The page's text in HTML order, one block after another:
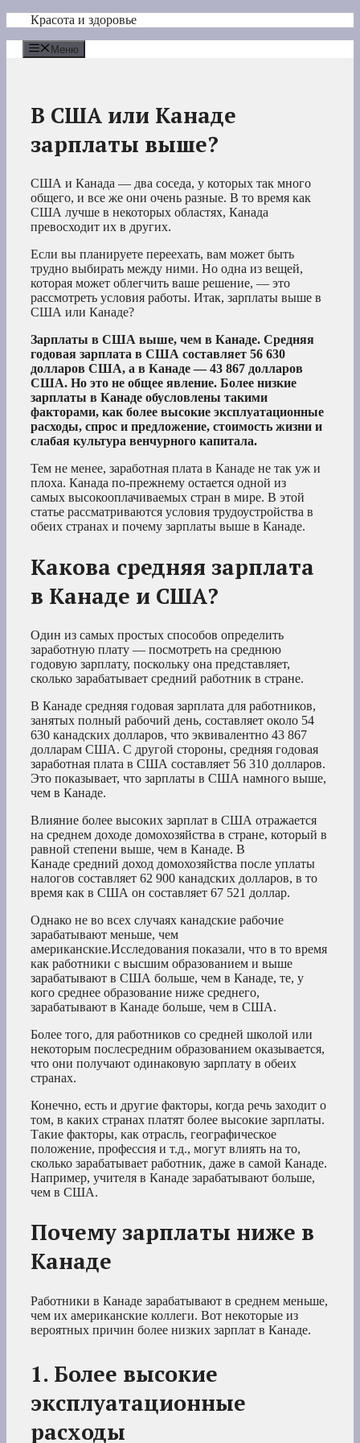
Перейти
содержимому
Красота и здоровье
Меню
В США или Канаде
зарплаты выше?
США и Канада — два соседа, у которых так много
общего, и все же они очень разные. В то время как
США лучше в некоторых областях, Канада
превосходит их в других.
Если вы планируете переехать, вам может быть
трудно выбирать между ними. Но одна из вещей,
которая может облегчить ваше решение, — это
рассмотреть условия работы. Итак, зарплаты выше в
США или Канаде?
Зарплаты в США выше, чем в Канаде. Средняя
годовая зарплата в США составляет 56 630
долларов США, а в Канаде — 43 867 долларов
США. Но это не общее явление. Более низкие
зарплаты в Канаде обусловлены такими
факторами, как более высокие эксплуатационные
расходы, спрос и предложение, стоимость жизни и
слабая культура венчурного капитала.
Тем не менее, заработная плата в Канаде не так уж и
плоха. Канада по-прежнему остается одной из
самых высокооплачиваемых стран в мире. В этой
статье рассматриваются условия трудоустройства в
обеих странах и почему зарплаты выше в Канаде.
Какова средняя зарплата
в Канаде и США?
Один из самых простых способов определить
заработную плату — посмотреть на среднюю
годовую зарплату, поскольку она представляет,
сколько зарабатывает средний работник в стране.
В Канаде средняя годовая зарплата для работников,
занятых полный рабочий день, составляет около 54
630 канадских долларов, что эквивалентно 43 867
долларам США. С другой стороны, средняя годовая
заработная плата в США составляет 56 310 долларов.
Это показывает, что зарплаты в США намного выше,
чем в Канаде.
Влияние более высоких зарплат в США отражается
на среднем доходе домохозяйства в стране, который в
равной степени выше, чем в Канаде. В
Канаде средний доход домохозяйства после уплаты
налогов составляет 62 900 канадских долларов, в то
время как в США он составляет 67 521 доллар.
Однако не во всех случаях канадские рабочие
зарабатывают меньше, чем
американские.Исследования показали, что в то время
как работники с высшим образованием и выше
зарабатывают в США больше, чем в Канаде, те, у
кого среднее образование ниже среднего,
зарабатывают в Канаде больше, чем в США.
Более того, для работников со средней школой или
некоторым послесредним образованием оказывается,
что они получают одинаковую зарплату в обеих
странах.
Конечно, есть и другие факторы, когда речь заходит о
том, в каких странах платят более высокие зарплаты.
Такие факторы, как отрасль, географическое
положение, профессия и т.д., могут влиять на то,
сколько зарабатывает работник, даже в самой Канаде.
Например, учителя в Канаде зарабатывают больше,
чем в США.
Почему зарплаты ниже в
Канаде
Работники в Канаде зарабатывают в среднем меньше,
чем их американские коллеги. Вот некоторые из
вероятных причин более низких зарплат в Канаде.
1. Более высокие
эксплуатационные
расходы